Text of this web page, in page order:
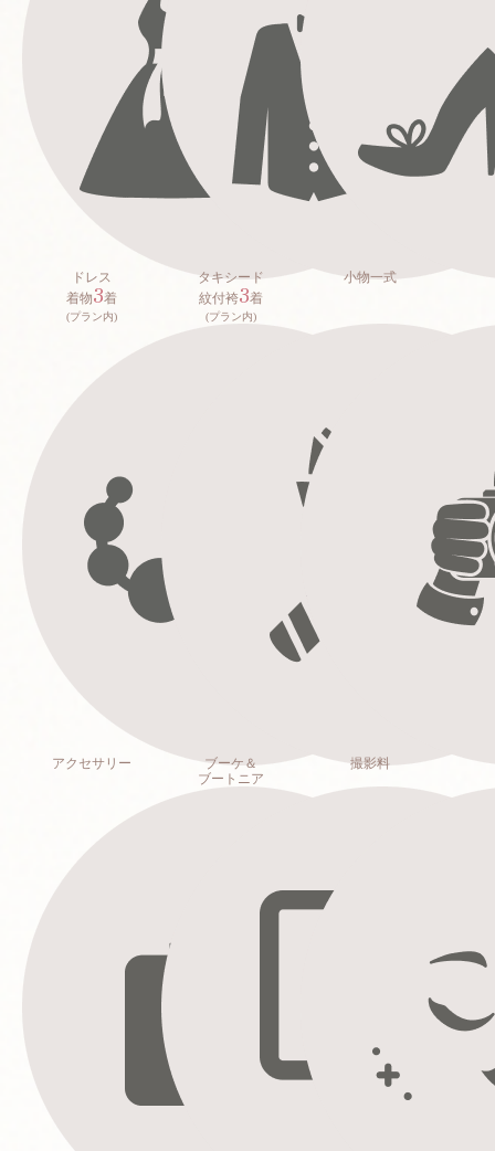
ドレス
着物3着
(プラン内)
タキシード
紋付袴3着
(プラン内)
小物一式
アクセサリー
ブーケ＆
ブートニア
撮影料